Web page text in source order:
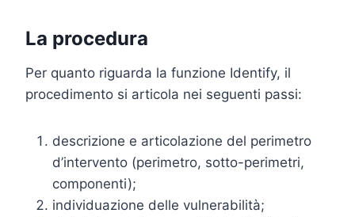
La procedura
Per quanto riguarda la funzione Identify, il
procedimento si articola nei seguenti passi:
descrizione e articolazione del perimetro
d’intervento (perimetro, sotto-perimetri,
componenti);
individuazione delle vulnerabilità;